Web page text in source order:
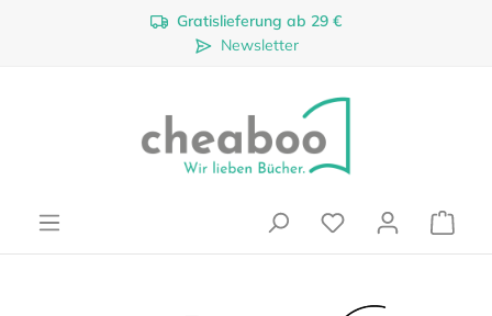
Zum Hauptinhalt springenGratislieferung ab 29 €
Newsletter